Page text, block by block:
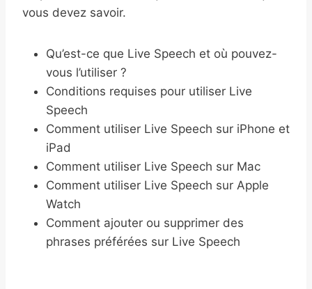
vous devez savoir.
Qu’est-ce que Live Speech et où pouvez-
vous l’utiliser ?
Conditions requises pour utiliser Live
Speech
Comment utiliser Live Speech sur iPhone et
iPad
Comment utiliser Live Speech sur Mac
Comment utiliser Live Speech sur Apple
Watch
Comment ajouter ou supprimer des
phrases préférées sur Live Speech